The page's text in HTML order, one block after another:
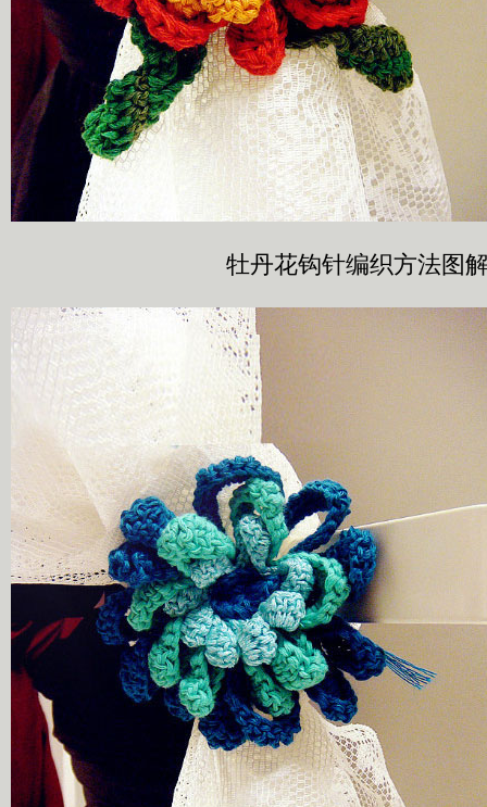
牡丹花钩针编织方法图